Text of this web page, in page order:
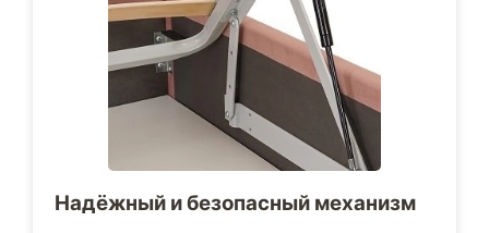
Надёжный и безопасный механизм